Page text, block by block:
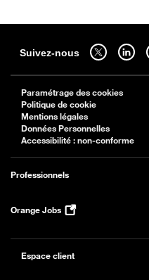
Suivez-nous
Suivez-nous sur
Suivez-
Paramétrage des cookies
Politique de cookie
Mentions légales
Données Personnelles
Accessibilité : non-conforme
Professionnels
Orange Jobs
Espace client